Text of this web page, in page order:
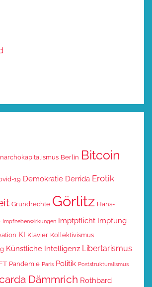
Berlin Bitcoin
19 Demokratie Derrida Erotik
Grundrechte Görlitz Hans-
Impfnebenwirkungen Impfpflicht Impfung
KI Klavier Kollektivismus
Künstliche Intelligenz Libertarismus
Pandemie Paris Politik Poststrukturalismus
Dämmrich Rothbard